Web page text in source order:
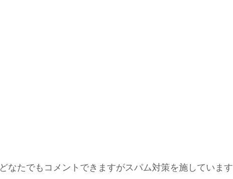
どなたでもコメントできますがスパム対策を施しています